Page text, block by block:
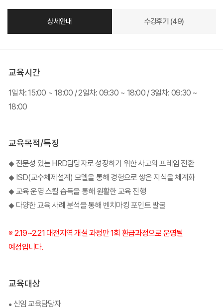
상세안내 수강후기 (49)
교육시간
1일차: 15:00 ~ 18:00 / 2일차: 09:30 ~ 18:00 / 3일차: 09:30 ~
18:00
교육목적/특징
◆전문성 있는 HRD담당자로 성장하기 위한 사고의 프레임 전환
◆ISD(교수체제설계) 모델을 통해 경험으로 쌓은 지식을 체계화
◆교육 운영 스킬 습득을 통해 원활한 교육 진행
◆다양한 교육 사례 분석을 통해 벤치마킹 포인트 발굴
※ 2.19~2.21 대전지역 개설 과정만 1회 환급과정으로 운영될
예정입니다.
교육대상
●신임 교육담당자